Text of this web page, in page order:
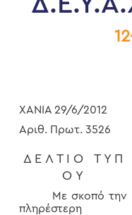
ΧΑΝΙΑ 29/6/2012
Αριθ. Πρωτ. 3526
Δ Ε Λ Τ Ι Ο Τ Υ Π
Ο Υ
Με σκοπό την
πληρέστερη